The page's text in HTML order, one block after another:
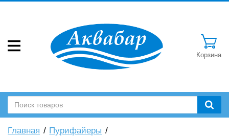
Корзина
Главная
Пурифайеры